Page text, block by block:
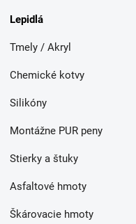
Lepidlá
Tmely / Akryl
Chemické kotvy
Silikóny
Montážne PUR peny
Stierky a štuky
Asfaltové hmoty
Škárovacie hmoty